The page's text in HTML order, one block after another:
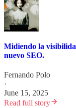
Midiendo la
nuevo SEO.
Fernando Polo
·
June 15, 2025
Read full story